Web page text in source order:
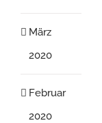
März
2020
Februar
2020